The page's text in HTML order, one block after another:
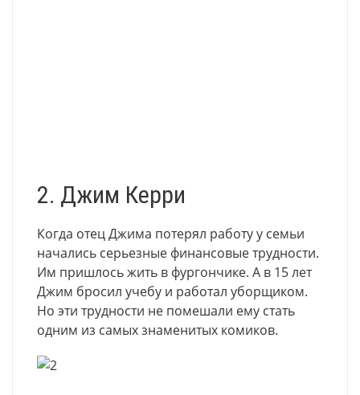
2. Джим Керри
Когда отец Джима потерял работу у семьи
начались серьезные финансовые трудности.
Им пришлось жить в фургончике. А в 15 лет
Джим бросил учебу и работал уборщиком.
Но эти трудности не помешали ему стать
одним из самых знаменитых комиков.